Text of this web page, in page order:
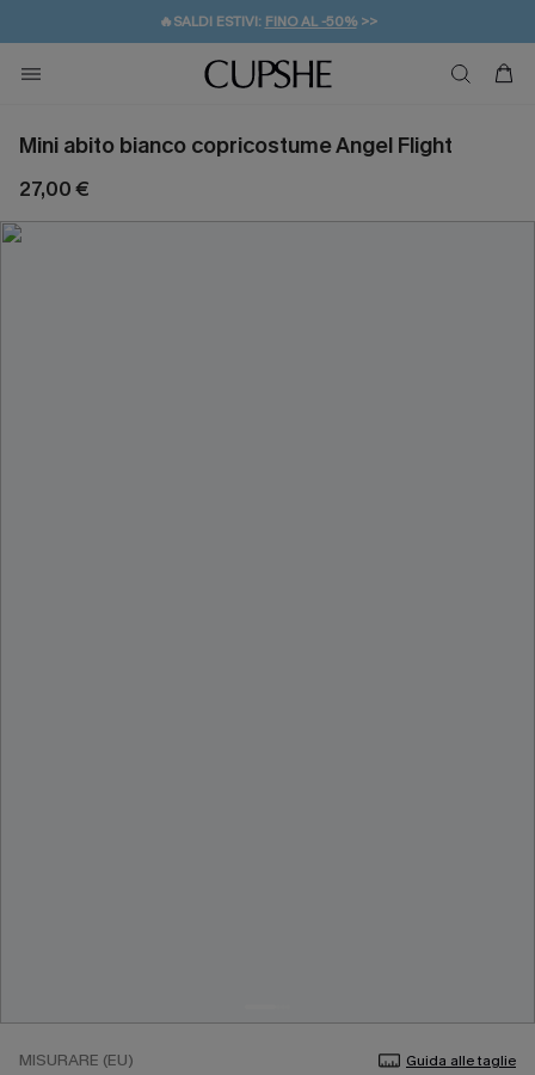
🔥SALDI ESTIVI: FINO AL -50%>>
🚚SPEDIZIONE GRATUITA DA 49€
💌REGALO PER I NUOVI: 20% DI SCONTO*
Mini abito bianco copricostume Angel Flight
27,00 €
MISURARE (EU) Guida alle taglie